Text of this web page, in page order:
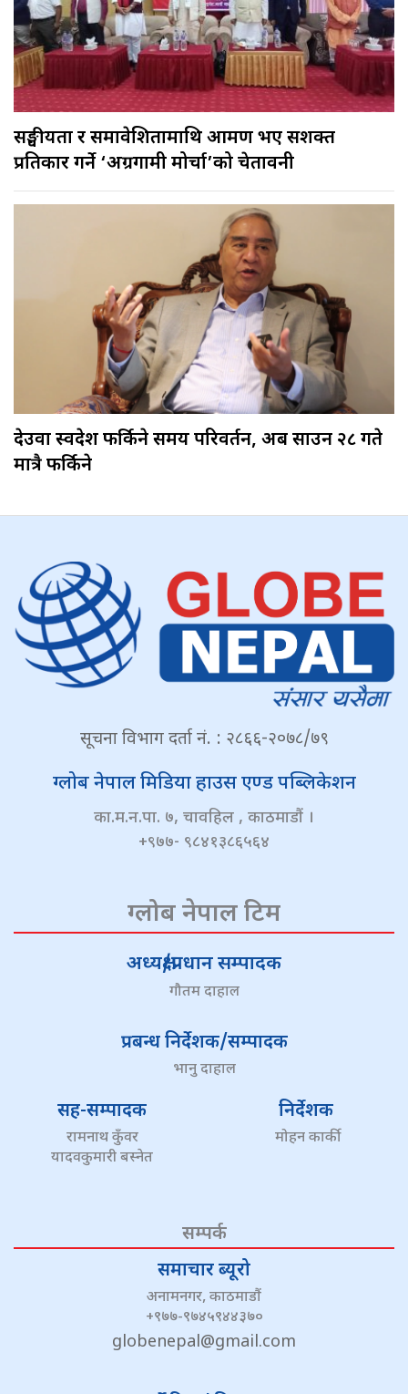
सङ्घीयता र समावेशितामाथि आक्रमण भए सशक्त
प्रतिकार गर्ने ‘अग्रगामी मोर्चा’को चेतावनी
देउवा स्वदेश फर्किने समय परिवर्तन, अब साउन २८ गते
मात्रै फर्किने
सूचना विभाग दर्ता नं. : २८६६-२०७८/७९
ग्लोब नेपाल मिडिया हाउस एण्ड पब्लिकेशन
का.म.न.पा. ७, चावहिल , काठमाडौं ।
+९७७- ९८४१३८६५६४
ग्लोब नेपाल टिम
अध्यक्ष/प्रधान सम्पादक
गौतम दाहाल
प्रबन्ध निर्देशक/सम्पादक
भानु दाहाल
सह-सम्पादक
रामनाथ कुँवर
यादवकुमारी बस्नेत
निर्देशक
मोहन कार्की
सम्पर्क
समाचार ब्यूरो
अनामनगर, काठमाडौं
+९७७-९७४५९४४३७०
globenepal@gmail.com